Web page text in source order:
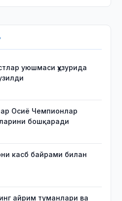
уюшмаси ҳузурида
Осиё Чемпионлар
бошқаради
касб байрами билан
айрим туманлари ва